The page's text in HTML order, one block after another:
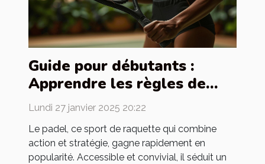
Guide pour débutants :
Apprendre les règles de
base du padel
Lundi 27 janvier 2025 20:22
Le padel, ce sport de raquette qui combine
action et stratégie, gagne rapidement en
popularité. Accessible et convivial, il séduit un